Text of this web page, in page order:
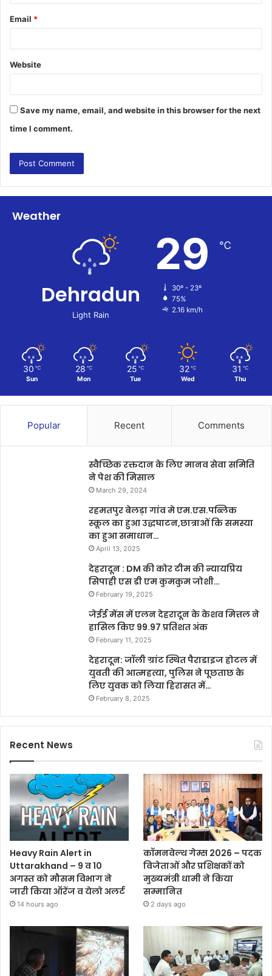
Email *
Website
Save my name, email, and website in this browser for the next
time I comment.
Weather
Dehradun
Light Rain
29 ℃
30º - 23º
75%
2.16 km/h
30 ℃
Sun
28 ℃
Mon
25 ℃
Tue
32 ℃
Wed
31 ℃
Thu
Popular Recent Comments
स्वैच्छिक रक्तदान के लिए मानव सेवा समिति
ने पेश की मिसाल
March 29, 2024
रहमतपुर बेलड़ा गांव मे एम.एस.पब्लिक
स्कूल का हुआ उद्धघाटन,छात्राओं कि समस्या
का हुआ समाधान…
April 13, 2025
देहरादून : DM की कोर टीम की न्यायप्रिय
सिपाही एस डी एम कुमकुम जोशी…
February 19, 2025
जेईई मेंस में एलन देहरादून के केशव मित्तल ने
हासिल किए 99.97 प्रतिशत अंक
February 11, 2025
देहरादून: जॉली ग्रांट स्थित पैराडाइज होटल में
युवती की आत्महत्या, पुलिस ने पूछताछ के
लिए युवक को लिया हिरासत में…
February 8, 2025
Recent News
Heavy Rain Alert in
Uttarakhand – 9 व 10
अगस्त को मौसम विभाग ने
जारी किया ऑरेंज व येलो अलर्ट
14 hours ago
कॉमनवेल्थ गेम्स 2026 – पदक
विजेताओं और प्रशिक्षकों को
मुख्यमंत्री धामी ने किया
सम्मानित
2 days ago